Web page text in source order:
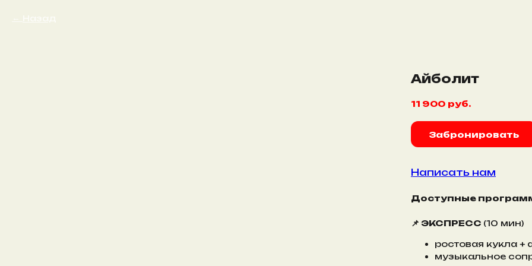
Айболит
11 900 руб.
Забронировать
Написать нам
Доступные
📌 ЭКСПРЕСС (10 мин)
ростовая кукла +
музыкальное